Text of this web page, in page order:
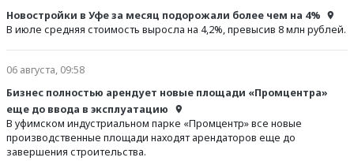
Новостройки в Уфе за месяц подорожали более чем на 4%
В июле средняя стоимость выросла на 4,2%, превысив 8 млн рублей.
06 августа, 09:58
Бизнес полностью арендует новые площади «Промцентра»
еще до ввода в эксплуатацию
В уфимском индустриальном парке «Промцентр» все новые
производственные площади находят арендаторов еще до
завершения строительства.